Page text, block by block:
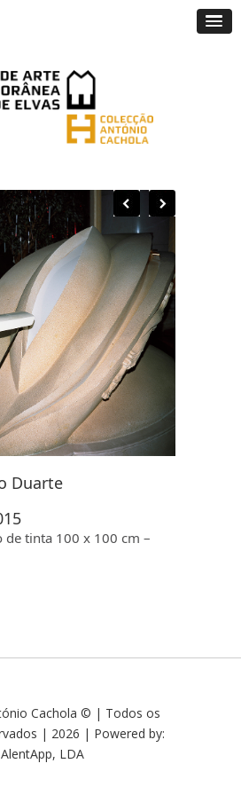
Duarte
de tinta 100 x 100 cm –
Cachola © | Todos os
| 2026 | Powered by:
AlentApp, LDA